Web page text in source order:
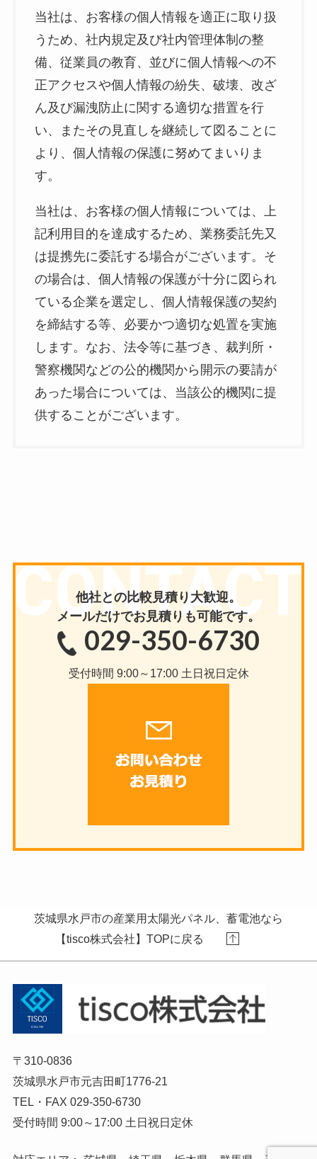
当社は、お客様の個人情報を適正に取り扱
うため、社内規定及び社内管理体制の整
備、従業員の教育、並びに個人情報への不
正アクセスや個人情報の紛失、破壊、改ざ
ん及び漏洩防止に関する適切な措置を行
い、またその見直しを継続して図ることに
より、個人情報の保護に努めてまいりま
す。
当社は、お客様の個人情報については、上
記利用目的を達成するため、業務委託先又
は提携先に委託する場合がございます。そ
の場合は、個人情報の保護が十分に図られ
ている企業を選定し、個人情報保護の契約
を締結する等、必要かつ適切な処置を実施
します。なお、法令等に基づき、裁判所・
警察機関などの公的機関から開示の要請が
あった場合については、当該公的機関に提
供することがございます。
他社との比較見積り大歓迎。
メールだけでお見積りも可能です。
029-350-6730
受付時間 9:00～17:00 土日祝日定休
茨城県水戸市の産業用太陽光パネル、蓄電池なら
【tisco株式会社】TOPに戻る
〒310-0836
茨城県水戸市元吉田町1776-21
TEL・FAX 029-350-6730
受付時間 9:00～17:00 土日祝日定休